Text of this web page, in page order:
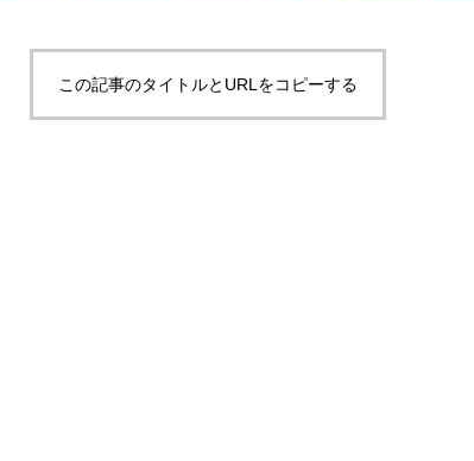
この記事のタイトルとURLをコピーする